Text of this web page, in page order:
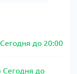
Сегодня до 20:00
Сегодня до